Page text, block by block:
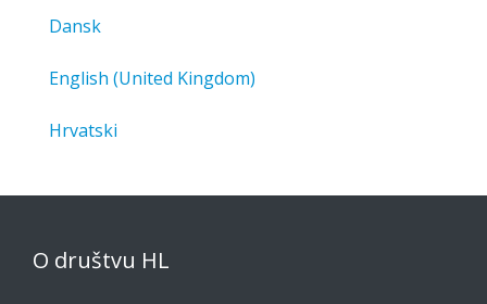
Dansk
English (United Kingdom)
Hrvatski
O društvu HL